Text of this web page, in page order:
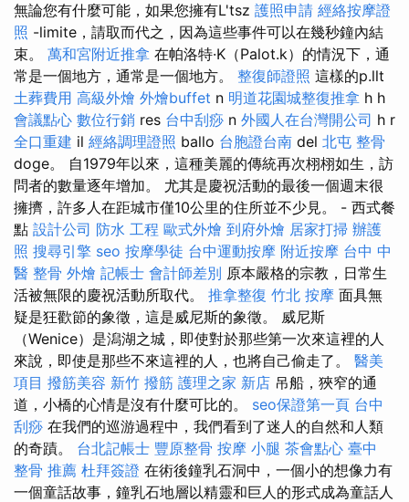
無論您有什麼可能，如果您擁有L'tsz 護照申請 經絡按摩證
照 -limite，請取而代之，因為這些事件可以在幾秒鐘內結
束。 萬和宮附近推拿 在帕洛特·K（Palot.k）的情況下，通
常是一個地方，通常是一個地方。 整復師證照 這樣的p.llt
土葬費用 高級外燴 外燴buffet n 明道花園城整復推拿 h h
會議點心 數位行銷 res 台中刮痧 n 外國人在台灣開公司 h r
全口重建 il 經絡調理證照 ballo 台胞證台南 del 北屯 整骨
doge。 自1979年以來，這種美麗的傳統再次栩栩如生，訪
問者的數量逐年增加。 尤其是慶祝活動的最後一個週末很
擁擠，許多人在距城市僅10公里的住所並不少見。 - 西式餐
點 設計公司 防水 工程 歐式外燴 到府外燴 居家打掃 辦護
照 搜尋引擎 seo 按摩學徒 台中運動按摩 附近按摩 台中 中
醫 整骨 外燴 記帳士 會計師差別 原本嚴格的宗教，日常生
活被無限的慶祝活動所取代。 推拿整復 竹北 按摩 面具無
疑是狂歡節的象徵，這是威尼斯的象徵。 威尼斯
（Wenice）是潟湖之城，即使對於那些第一次來這裡的人
來說，即使是那些不來這裡的人，也將自己偷走了。 醫美
項目 撥筋美容 新竹 撥筋 護理之家 新店 吊船，狹窄的通
道，小橋的心情是沒有什麼可比的。 seo保證第一頁 台中
刮痧 在我們的巡游過程中，我們看到了迷人的自然和人類
的奇蹟。 台北記帳士 豐原整骨 按摩 小腿 茶會點心 臺中
整骨 推薦 杜拜簽證 在術後鐘乳石洞中，一個小的想像力有
一個童話故事，鐘乳石地層以精靈和巨人的形式成為童話人